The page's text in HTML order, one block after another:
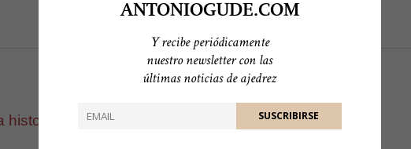
ANTONIOGUDE.COM
Y recibe periódicamente
nuestro newsletter con las
últimas noticias de ajedrez
historia del ajedrez, en el que a menudo